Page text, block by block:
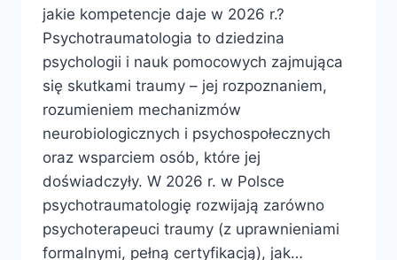
jakie kompetencje daje w 2026 r.?
Psychotraumatologia to dziedzina
psychologii i nauk pomocowych zajmująca
się skutkami traumy – jej rozpoznaniem,
rozumieniem mechanizmów
neurobiologicznych i psychospołecznych
oraz wsparciem osób, które jej
doświadczyły. W 2026 r. w Polsce
psychotraumatologię rozwijają zarówno
psychoterapeuci traumy (z uprawnieniami
formalnymi, pełną certyfikacją), jak…